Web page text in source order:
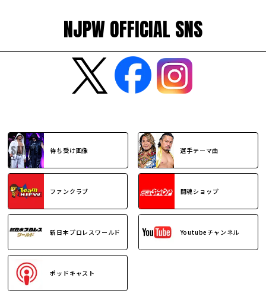
NJPW OFFICIAL SNS
待ち受け画像 選手テーマ曲
ファンクラブ 闘魂ショップ
新日本プロレスワールド Youtubeチャンネル
ポッドキャスト